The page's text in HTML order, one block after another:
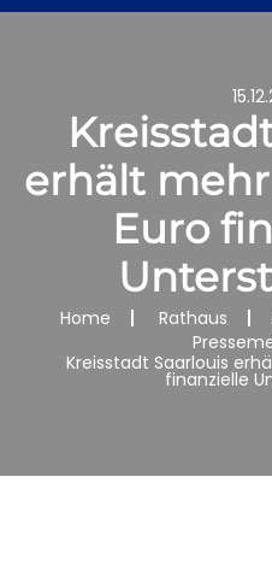
erhält
Euro
Home Rathaus
Kreisstadt Saarlouis
finanzielle